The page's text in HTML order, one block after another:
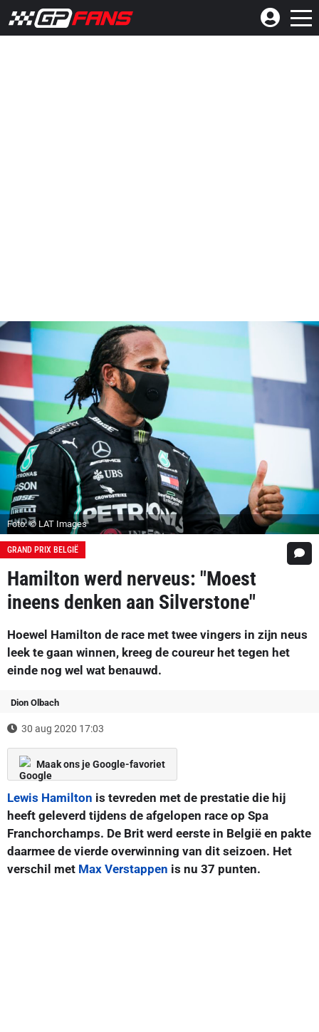
Foto: © LAT Images
GRAND PRIX BELGIË
Hamilton werd nerveus: "Moest
ineens denken aan Silverstone"
Hoewel Hamilton de race met twee vingers in zijn neus
leek te gaan winnen, kreeg de coureur het tegen het
einde nog wel wat benauwd.
Dion Olbach
30 aug 2020 17:03
Maak ons je Google-favoriet
Lewis Hamilton is tevreden met de prestatie die hij
heeft geleverd tijdens de afgelopen race op Spa
Franchorchamps. De Brit werd eerste in België en pakte
daarmee de vierde overwinning van dit seizoen. Het
verschil met Max Verstappen is nu 37 punten.